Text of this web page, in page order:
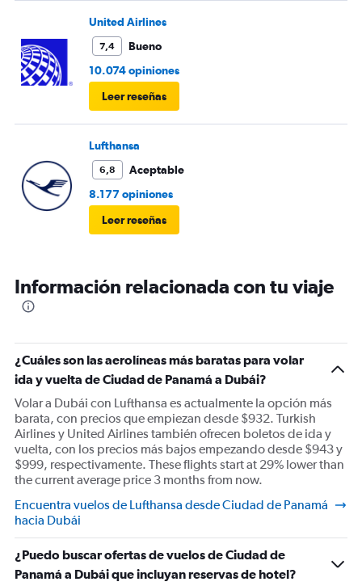
United Airlines
7,4
Bueno
10.074 opiniones
Leer reseñas
Lufthansa
6,8
Aceptable
8.177 opiniones
Leer reseñas
Información relacionada con tu viaje
¿Cuáles son las aerolíneas más baratas para volar
ida y vuelta de Ciudad de Panamá a Dubái?
Volar a Dubái con Lufthansa es actualmente la opción más
barata, con precios que empiezan desde $932. Turkish
Airlines y United Airlines también ofrecen boletos de ida y
vuelta, con los precios más bajos empezando desde $943 y
$999, respectivamente. These flights start at 29% lower than
the current average price 3 months from now.
Encuentra vuelos de Lufthansa desde Ciudad de Panamá
hacia Dubái
¿Puedo buscar ofertas de vuelos de Ciudad de
Panamá a Dubái que incluyan reservas de hotel?